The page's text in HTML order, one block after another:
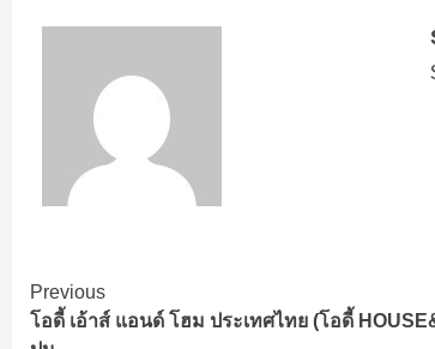
Continue
Reading
Previous
โอดี้ เอ้าส์ แอนด์ โฮม ประเทศไทย (โอดี้